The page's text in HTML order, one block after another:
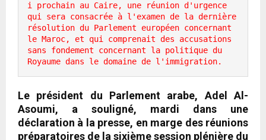
i prochain au Caire, une réunion d'urgence
qui sera consacrée à l'examen de la dernière
résolution du Parlement européen concernant
le Maroc, et qui comprenait des accusations
sans fondement concernant la politique du
Royaume dans le domaine de l'immigration.
Le président du Parlement arabe, Adel Al-
Asoumi, a souligné, mardi dans une
déclaration à la presse, en marge des réunions
préparatoires de la sixième session plénière du